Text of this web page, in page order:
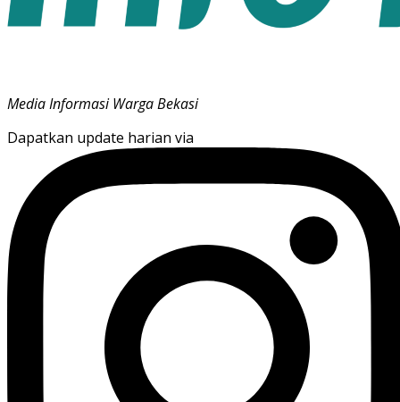
Media Informasi Warga Bekasi
Dapatkan update harian via